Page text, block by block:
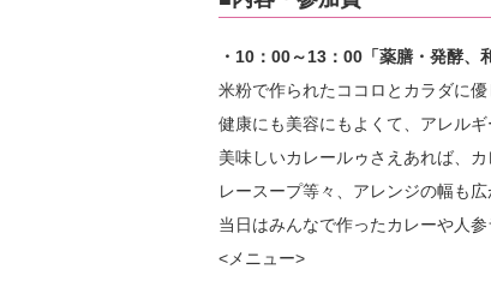
・10：00～13：00「薬膳・発酵
米粉で作られたココロとカラダに優
健康にも美容にもよくて、アレル
美味しいカレールゥさえあれば、
レースープ等々、アレンジの幅も広
当日はみんなで作ったカレーや人
<メニュー>